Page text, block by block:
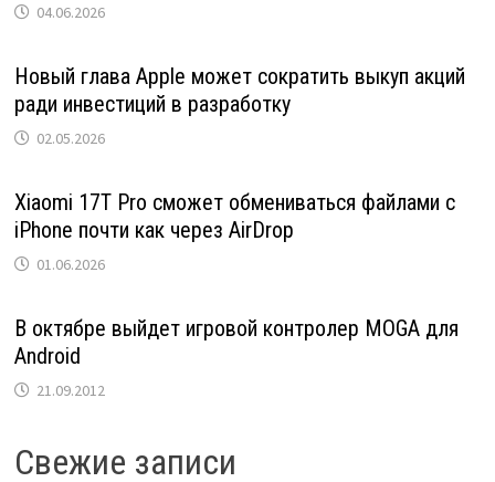
04.06.2026
Новый глава Apple может сократить выкуп акций
ради инвестиций в разработку
02.05.2026
Xiaomi 17T Pro сможет обмениваться файлами с
iPhone почти как через AirDrop
01.06.2026
В октябре выйдет игровой контролер MOGA для
Android
21.09.2012
Свежие записи